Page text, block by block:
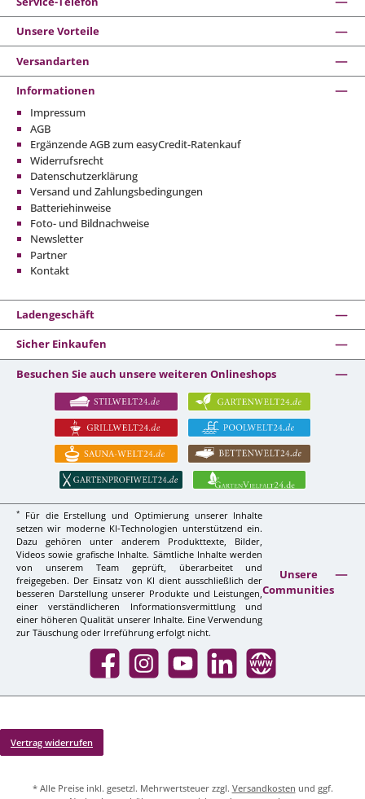
Unsere Vorteile
Versandarten
Informationen
Impressum
AGB
Ergänzende AGB zum easyCredit-Ratenkauf
Widerrufsrecht
Datenschutzerklärung
Versand und Zahlungsbedingungen
Batteriehinweise
Foto- und Bildnachweise
Newsletter
Partner
Kontakt
Ladengeschäft
Sicher Einkaufen
Besuchen Sie auch unsere weiteren Onlineshops
*
Für die Erstellung und Optimierung unserer Inhalte
setzen wir moderne KI-Technologien unterstützend ein.
Dazu gehören unter anderem Produkttexte, Bilder,
Videos sowie grafische Inhalte. Sämtliche Inhalte werden
von unserem Team geprüft, überarbeitet und
freigegeben. Der Einsatz von KI dient ausschließlich der
besseren Darstellung unserer Produkte und Leistungen,
einer verständlicheren Informationsvermittlung und
einer höheren Qualität unserer Inhalte. Eine Verwendung
zur Täuschung oder Irreführung erfolgt nicht.
Unsere
Communities
Facebook InstagramYouTube LinkedIn Website
Vertrag widerrufen
* Alle Preise inkl. gesetzl. Mehrwertsteuer zzgl. Versandkosten und ggf.